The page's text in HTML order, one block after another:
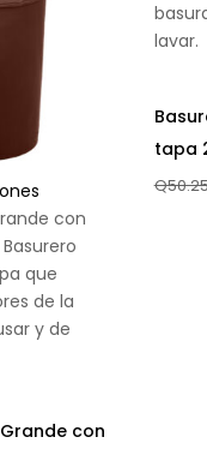
con
que
de la
y de
con
lavar.
tapa
Q